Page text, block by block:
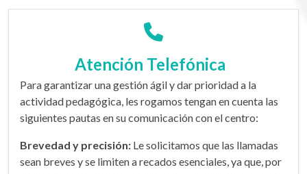
Atención Telefónica
Para garantizar una gestión ágil y dar prioridad a la
actividad pedagógica, les rogamos tengan en cuenta las
siguientes pautas en su comunicación con el centro:
Brevedad y precisión: Le solicitamos que las llamadas
sean breves y se limiten a recados esenciales, ya que, por